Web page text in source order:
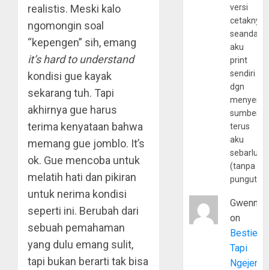
realistis. Meski kalo
ngomongin soal
“kepengen” sih, emang
it’s hard to understand
kondisi gue kayak
sekarang tuh. Tapi
akhirnya gue harus
terima kenyataan bahwa
memang gue jomblo. It’s
ok. Gue mencoba untuk
melatih hati dan pikiran
untuk nerima kondisi
seperti ini. Berubah dari
sebuah pemahaman
yang dulu emang sulit,
tapi bukan berarti tak bisa
versi
cetaknya
aku
print
sendiri
dgn
sumber
terus
aku
(tanpa
Gwenny
on
Bestie
Tapi